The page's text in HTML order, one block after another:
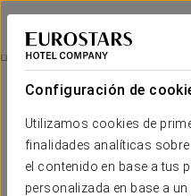
Configuración de
Utilizamos cookies de
finalidades analíticas
el contenido en base a tus
personalizada en base a
Eurostars Plaza Mayor
MADRID
Promociones